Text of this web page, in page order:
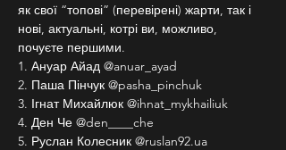
як свої “топові” (перевірені) жарти, так і
нові, актуальні, котрі ви, можливо,
почуєте першими.
1. Ануар Айад @anuar_ayad
2. Паша Пінчук @pasha_pinchuk
3. Ігнат Михайлюк @ihnat_mykhailiuk
4. Ден Че @den____che
5. Руслан Колесник @ruslan92.ua